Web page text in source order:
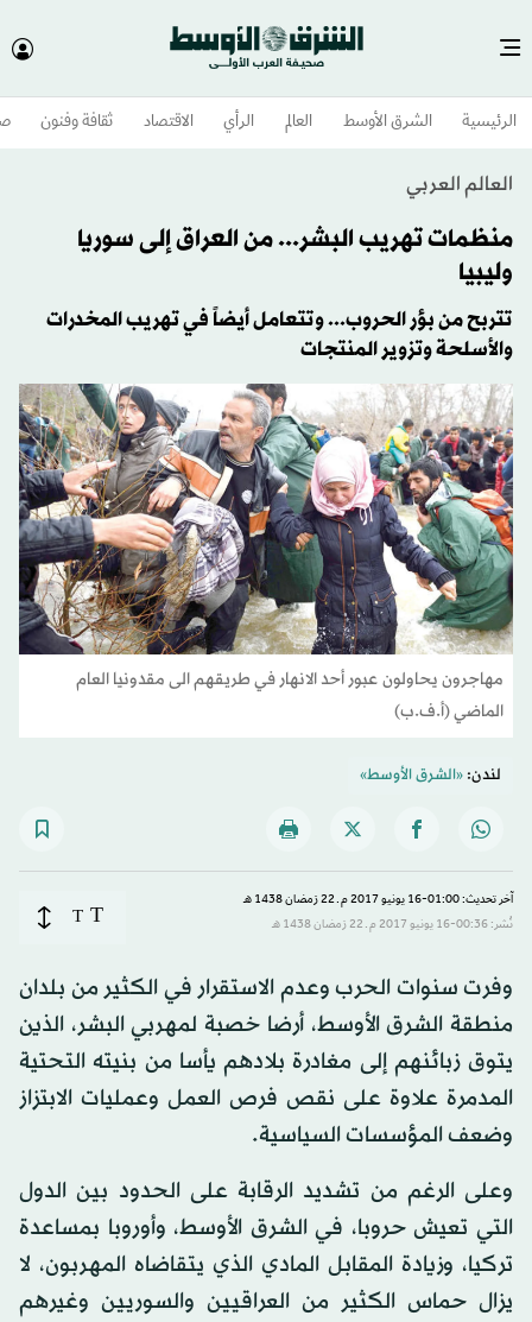
الرئيسية الشرق الأوسط​ العالم الرأي الاقتصاد ثقافة وفنون
العالم العربي
منظمات تهريب البشر... من العراق إلى سوريا
وليبيا
تتربح من بؤر الحروب... وتتعامل أيضاً في تهريب المخدرات
والأسلحة وتزوير المنتجات
مهاجرون يحاولون عبور أحد الانهار في طريقهم الى مقدونيا العام
الماضي (أ.ف.ب)
لندن:«الشرق الأوسط»
آخر تحديث: 01:00-16 يونيو 2017 م ـ 22 رَمضان 1438 هـ
نُشر: 00:36-16 يونيو 2017 م ـ 22 رَمضان 1438 هـ
T
T
وفرت سنوات الحرب وعدم الاستقرار في الكثير من بلدان
منطقة الشرق الأوسط، أرضا خصبة لمهربي البشر، الذين
يتوق زبائنهم إلى مغادرة بلادهم يأسا من بنيته التحتية
المدمرة علاوة على نقص فرص العمل وعمليات الابتزاز
وضعف المؤسسات السياسية.
وعلى الرغم من تشديد الرقابة على الحدود بين الدول
التي تعيش حروبا، في الشرق الأوسط، وأوروبا بمساعدة
تركيا، وزيادة المقابل المادي الذي يتقاضاه المهربون، لا
يزال حماس الكثير من العراقيين والسوريين وغيرهم